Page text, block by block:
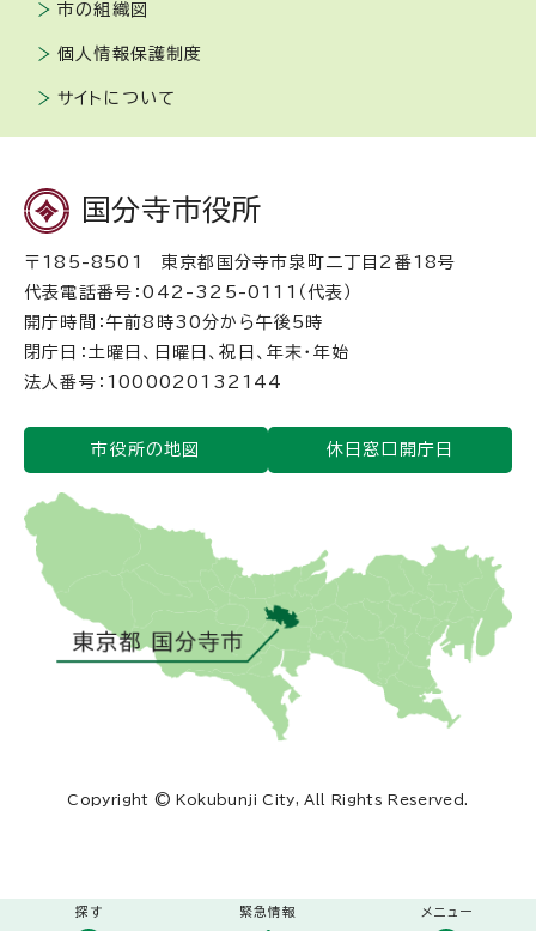
メニュー
探す 緊急情報
市の組織図
個人情報保護制度
サイトについて
国分寺市役所
〒185-8501 東京都国分寺市泉町二丁目2番18号
代表電話番号：042-325-0111（代表）
開庁時間：午前8時30分から午後5時
閉庁日：土曜日、日曜日、祝日、年末・年始
法人番号：1000020132144
市役所の地図 休日窓口開庁日
Copyright © Kokubunji City, All Rights Reserved.